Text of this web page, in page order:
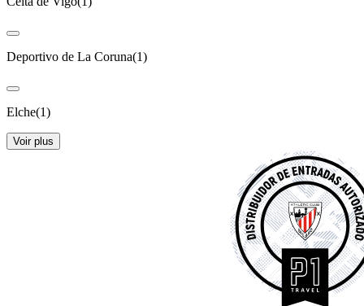
Deportivo de La Coruna(1)
Elche(1)
Voir plus